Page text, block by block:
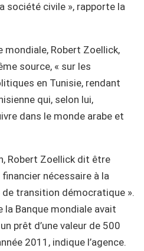
société civile », rapporte la
mondiale, Robert Zoellick,
source, « sur les
en Tunisie, rendant
qui, selon lui,
dans le monde arabe et
Robert Zoellick dit être
nécessaire à la
transition démocratique ».
la Banque mondiale avait
prêt d’une valeur de 500
2011, indique l’agence.